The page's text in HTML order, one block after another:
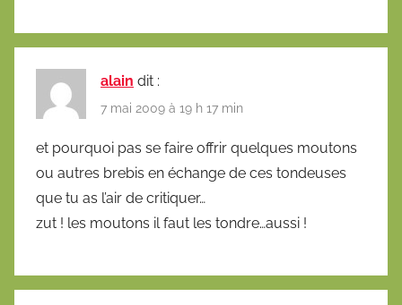
alain dit :
7 mai 2009 à 19 h 17 min
et pourquoi pas se faire offrir quelques moutons
ou autres brebis en échange de ces tondeuses
que tu as l’air de critiquer…
zut ! les moutons il faut les tondre…aussi !